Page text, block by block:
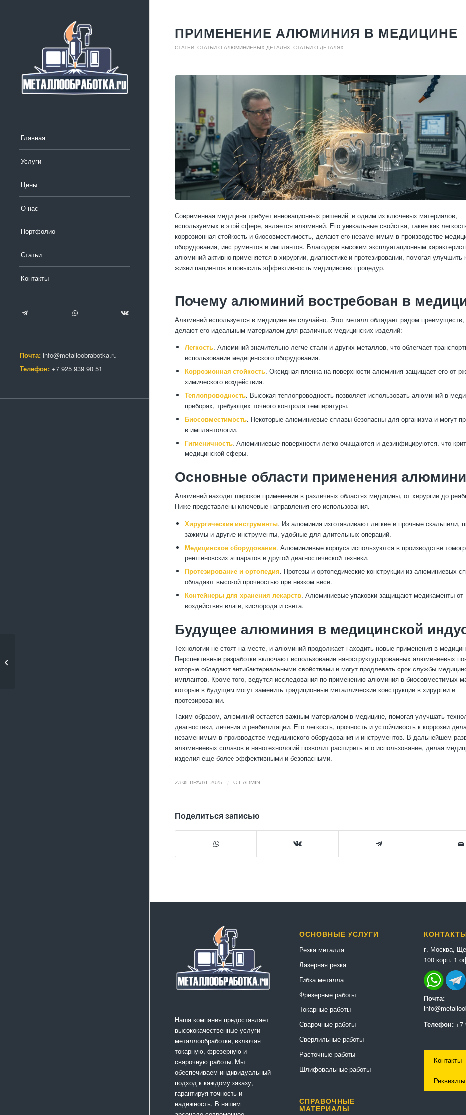
Главная
Услуги
Цены
О нас
Портфолио
Статьи
Контакты
Почта: info@metalloobrabotka.ru
Телефон: +7 925 939 90 51
ПРИМЕНЕНИЕ АЛЮМИНИЯ В МЕДИЦИНЕ
СТАТЬИ СТАТЬИ О АЛЮМИНИЕВЫХ ДЕТАЛЯХ СТАТЬИ О ДЕТАЛЯХ
Современная медицина требует инновационных решений, и одним из ключевых материалов,
используемых в этой сфере, является алюминий. Его уникальные свойства, такие как
коррозионная стойкость и биосовместимость, делают его незаменимым в производстве
оборудования, инструментов и имплантов. Благодаря высоким эксплуатационным
алюминий активно применяется в хирургии, диагностике и протезировании, помогая улучшить
жизни пациентов и повысить эффективность медицинских процедур.
Почему алюминий востребован в
Алюминий используется в медицине не случайно. Этот металл обладает рядом преимуществ,
делают его идеальным материалом для различных медицинских изделий:
Легкость. Алюминий значительно легче стали и других металлов, что облегчает
использование медицинского оборудования.
Коррозионная стойкость. Оксидная пленка на поверхности алюминия защищает его от
химического воздействия.
Теплопроводность. Высокая теплопроводность позволяет использовать алюминий в
приборах, требующих точного контроля температуры.
Биосовместимость. Некоторые алюминиевые сплавы безопасны для организма и могут
в имплантологии.
Гигиеничность. Алюминиевые поверхности легко очищаются и дезинфицируются, что
медицинской сферы.
Основные области применения
Алюминий находит широкое применение в различных областях медицины, от хирургии до
Ниже представлены ключевые направления его использования.
Хирургические инструменты. Из алюминия изготавливают легкие и прочные скальпели,
зажимы и другие инструменты, удобные для длительных операций.
Медицинское оборудование. Алюминиевые корпуса используются в производстве
рентгеновских аппаратов и другой диагностической техники.
Протезирование и ортопедия. Протезы и ортопедические конструкции из алюминиевых
обладают высокой прочностью при низком весе.
Контейнеры для хранения лекарств. Алюминиевые упаковки защищают медикаменты от
воздействия влаги, кислорода и света.
Будущее алюминия в медицинской
Технологии не стоят на месте, и алюминий продолжает находить новые применения в
Перспективные разработки включают использование наноструктурированных алюминиевых
которые обладают антибактериальными свойствами и могут продлевать срок службы
имплантов. Кроме того, ведутся исследования по применению алюминия в биосовместимых
которые в будущем могут заменить традиционные металлические конструкции в хирургии и
протезировании.
Таким образом, алюминий остается важным материалом в медицине, помогая улучшать
диагностики, лечения и реабилитации. Его легкость, прочность и устойчивость к коррозии
незаменимым в производстве медицинского оборудования и инструментов. В дальнейшем
алюминиевых сплавов и нанотехнологий позволит расширить его использование, делая
изделия еще более эффективными и безопасными.
23 ФЕВРАЛЯ, 2025 ОТ ADMIN
Поделиться записью
Наша компания предоставляет
высококачественные услуги
металлообработки, включая
токарную, фрезерную и
сварочную работы. Мы
обеспечиваем индивидуальный
подход к каждому заказу,
гарантируя точность и
надежность. В нашем
ОСНОВНЫЕ УСЛУГИ
Резка металла
Лазерная резка
Гибка металла
Фрезерные работы
Токарные работы
Сварочные работы
Сверлильные работы
Расточные работы
Шлифовальные работы
СПРАВОЧНЫЕ
МАТЕРИАЛЫ
КОНТАКТЫ
г. Москва,
100 корп. 1
Почта:
Телефон: +7
Контакты
Реквизиты